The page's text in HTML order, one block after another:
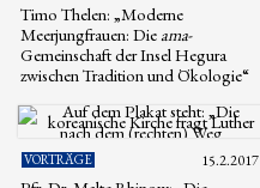
Timo Thelen: „Moderne
Meerjungfrauen: Die ama-
Gemeinschaft der Insel Hegura
zwischen Tradition und Ökologie“
VORTRÄGE 15.2.2017